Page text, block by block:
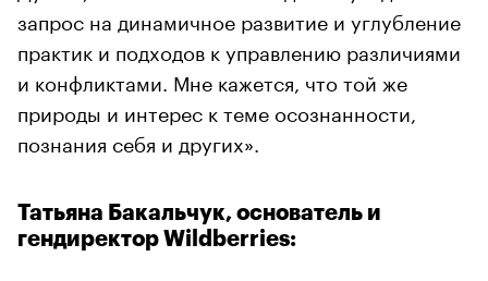
запрос на динамичное развитие и углубление
практик и подходов к управлению различиями
и конфликтами. Мне кажется, что той же
природы и интерес к теме осознанности,
познания себя и других».
Татьяна Бакальчук, основатель и
гендиректор Wildberries: